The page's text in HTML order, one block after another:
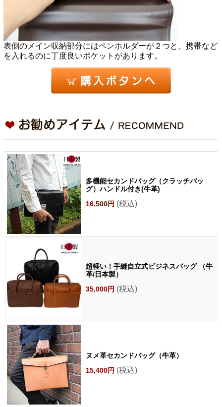
表側のメイン収納部分にはペンホルダーが２つと、携帯など
を入れるのに丁度良いポケットがあります。
多機能セカンドバッグ（クラッチバッ
グ）ハンドル付き(牛革)
16,500円 (税込)
超軽い！手縫自立式ビジネスバッグ （牛
革/日本製）
35,000円 (税込)
ヌメ革セカンドバッグ（牛革）
15,400円 (税込)